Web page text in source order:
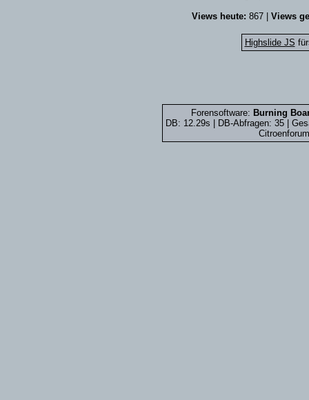
Views heute: 867 | Views
Highslide JS
Forensoftware: Burning
DB: 12.29s | DB-Abfragen: 35 |